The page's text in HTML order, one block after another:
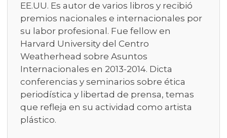
EE.UU. Es autor de varios libros y recibió
premios nacionales e internacionales por
su labor profesional. Fue fellow en
Harvard University del Centro
Weatherhead sobre Asuntos
Internacionales en 2013-2014. Dicta
conferencias y seminarios sobre ética
periodística y libertad de prensa, temas
que refleja en su actividad como artista
plástico.